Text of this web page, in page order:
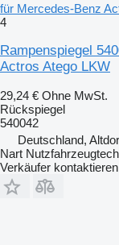
für Mercedes-Benz
4
Rampenspiegel
Actros Atego LKW
29,24 € Ohne MwSt.
Rückspiegel
540042
Deutschland,
Nart
Verkäufer kontaktieren